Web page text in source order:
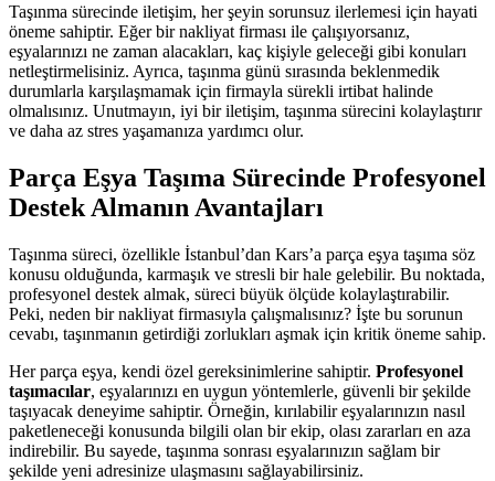
Taşınma sürecinde iletişim, her şeyin sorunsuz ilerlemesi için hayati
öneme sahiptir. Eğer bir nakliyat firması ile çalışıyorsanız,
eşyalarınızı ne zaman alacakları, kaç kişiyle geleceği gibi konuları
netleştirmelisiniz. Ayrıca, taşınma günü sırasında beklenmedik
durumlarla karşılaşmamak için firmayla sürekli irtibat halinde
olmalısınız. Unutmayın, iyi bir iletişim, taşınma sürecini kolaylaştırır
ve daha az stres yaşamanıza yardımcı olur.
Parça Eşya Taşıma Sürecinde Profesyonel
Destek Almanın Avantajları
Taşınma süreci, özellikle İstanbul’dan Kars’a parça eşya taşıma söz
konusu olduğunda, karmaşık ve stresli bir hale gelebilir. Bu noktada,
profesyonel destek almak, süreci büyük ölçüde kolaylaştırabilir.
Peki, neden bir nakliyat firmasıyla çalışmalısınız? İşte bu sorunun
cevabı, taşınmanın getirdiği zorlukları aşmak için kritik öneme sahip.
Her parça eşya, kendi özel gereksinimlerine sahiptir. Profesyonel
taşımacılar, eşyalarınızı en uygun yöntemlerle, güvenli bir şekilde
taşıyacak deneyime sahiptir. Örneğin, kırılabilir eşyalarınızın nasıl
paketleneceği konusunda bilgili olan bir ekip, olası zararları en aza
indirebilir. Bu sayede, taşınma sonrası eşyalarınızın sağlam bir
şekilde yeni adresinize ulaşmasını sağlayabilirsiniz.